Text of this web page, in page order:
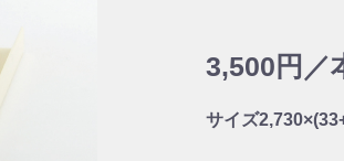
3,500円／
サイズ